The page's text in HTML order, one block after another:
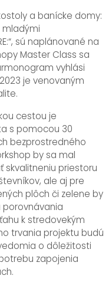
a banícke domy:
mladými
sú naplánované na
Master Class sa
vyhlási
je venovaným
cestou je
s pomocou 30
bezprostredného
by sa mal
priestoru
ale aj pre
plôch či zelene by
porovnávania
k stredovekým
trvania projektu budú
o dôležitosti
zapojenia